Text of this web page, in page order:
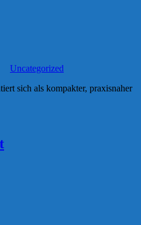
Uncategorized
sich als kompakter, praxisnaher